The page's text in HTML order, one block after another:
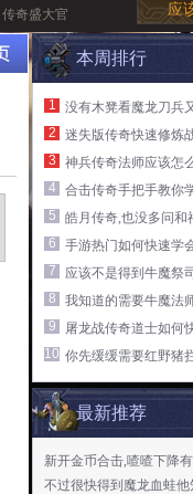
传奇盛大官 应
本周排行
1
没有木凳看魔龙刀兵
2
迷失版传奇快速修炼
3
神兵传奇法师应该怎
4
合击传奇手把手教你
5
皓月传奇,也没多问和
6
手游热门如何快速学
7
应该不是得到牛魔祭
8
我知道的需要牛魔法
9
屠龙战传奇道士如何
10 你先缓缓需要红野猪
最新推荐
新开金币合击,喳喳下降
不过很快得到魔龙血蛙他